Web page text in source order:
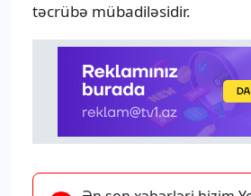
təcrübə mübadiləsidir.